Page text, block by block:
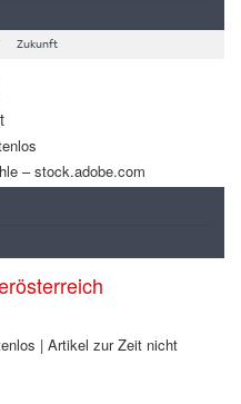
Zukunft
– stock.adobe.com
| Artikel zur Zeit nicht